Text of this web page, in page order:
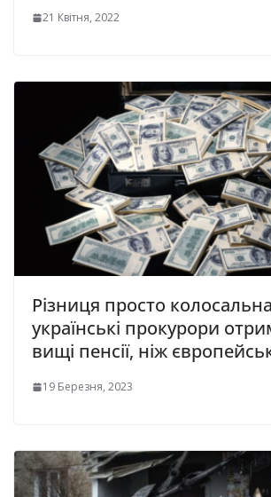
21 Квітня, 2022
Різниця просто
українські прокурори
вищі пенсії, ніж
19 Березня, 2023